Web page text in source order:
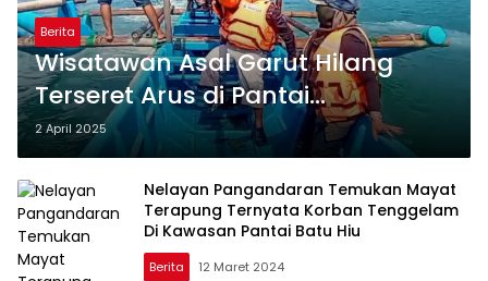
Berita
Wisatawan Asal Garut Hilang
Terseret Arus di Pantai
Pangandaran
2 April 2025
Nelayan Pangandaran Temukan Mayat
Terapung Ternyata Korban Tenggelam
Di Kawasan Pantai Batu Hiu
Berita 12 Maret 2024